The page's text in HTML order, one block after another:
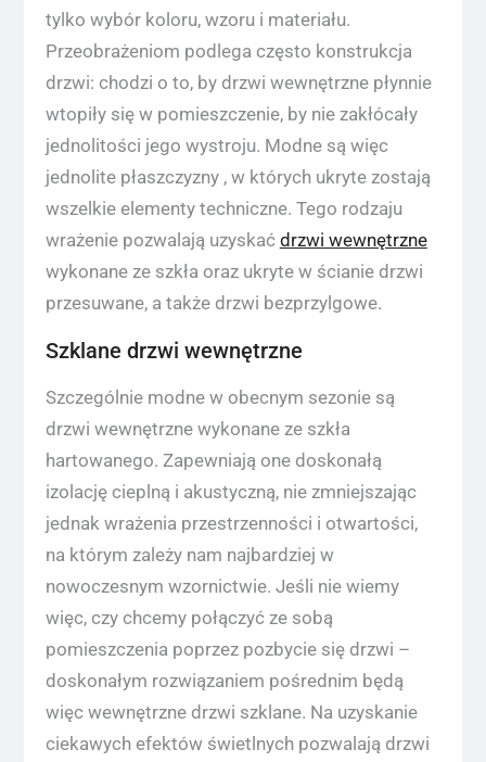
tylko wybór koloru, wzoru i materiału.
Przeobrażeniom podlega często konstrukcja
drzwi: chodzi o to, by drzwi wewnętrzne płynnie
wtopiły się w pomieszczenie, by nie zakłócały
jednolitości jego wystroju. Modne są więc
jednolite płaszczyzny , w których ukryte zostają
wszelkie elementy techniczne. Tego rodzaju
wrażenie pozwalają uzyskać drzwi wewnętrzne
wykonane ze szkła oraz ukryte w ścianie drzwi
przesuwane, a także drzwi bezprzylgowe.
Szklane drzwi wewnętrzne
Szczególnie modne w obecnym sezonie są
drzwi wewnętrzne wykonane ze szkła
hartowanego. Zapewniają one doskonałą
izolację cieplną i akustyczną, nie zmniejszając
jednak wrażenia przestrzenności i otwartości,
na którym zależy nam najbardziej w
nowoczesnym wzornictwie. Jeśli nie wiemy
więc, czy chcemy połączyć ze sobą
pomieszczenia poprzez pozbycie się drzwi –
doskonałym rozwiązaniem pośrednim będą
więc wewnętrzne drzwi szklane. Na uzyskanie
ciekawych efektów świetlnych pozwalają drzwi